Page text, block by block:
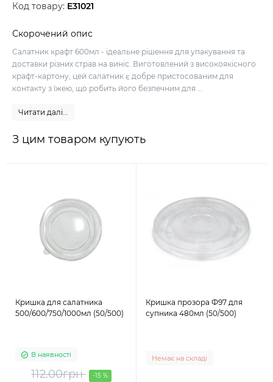
Код товару: E31021
Скорочений опис
Салатник крафт 600мл - ідеальне рішення для упакування та
доставки різних страв на виніс. Виготовлений з високоякісного
крафт-картону, цей салатник є добре пристосованим для
контакту з їжею, що робить його безпечним для ...
Читати далі...
З цим товаром купують
Кришка для салатника
500/600/750/1000мл (50/500)
В наявності
112.00грн -15 %
Кришка прозора Ф97 для
супника 480мл (50/500)
Немає на складі